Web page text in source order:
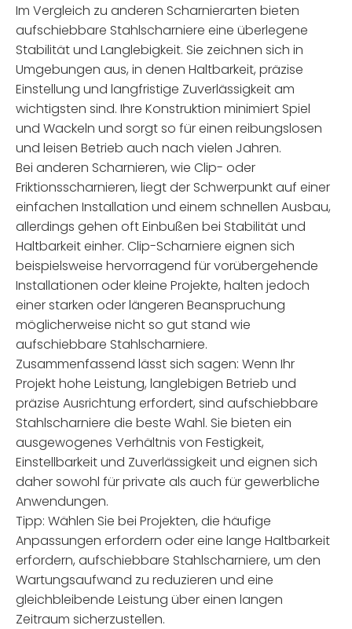
Im Vergleich zu anderen Scharnierarten bieten
aufschiebbare Stahlscharniere eine überlegene
Stabilität und Langlebigkeit. Sie zeichnen sich in
Umgebungen aus, in denen Haltbarkeit, präzise
Einstellung und langfristige Zuverlässigkeit am
wichtigsten sind. Ihre Konstruktion minimiert Spiel
und Wackeln und sorgt so für einen reibungslosen
und leisen Betrieb auch nach vielen Jahren.
Bei anderen Scharnieren, wie Clip- oder
Friktionsscharnieren, liegt der Schwerpunkt auf einer
einfachen Installation und einem schnellen Ausbau,
allerdings gehen oft Einbußen bei Stabilität und
Haltbarkeit einher. Clip-Scharniere eignen sich
beispielsweise hervorragend für vorübergehende
Installationen oder kleine Projekte, halten jedoch
einer starken oder längeren Beanspruchung
möglicherweise nicht so gut stand wie
aufschiebbare Stahlscharniere.
Zusammenfassend lässt sich sagen: Wenn Ihr
Projekt hohe Leistung, langlebigen Betrieb und
präzise Ausrichtung erfordert, sind aufschiebbare
Stahlscharniere die beste Wahl. Sie bieten ein
ausgewogenes Verhältnis von Festigkeit,
Einstellbarkeit und Zuverlässigkeit und eignen sich
daher sowohl für private als auch für gewerbliche
Anwendungen.
Tipp: Wählen Sie bei Projekten, die häufige
Anpassungen erfordern oder eine lange Haltbarkeit
erfordern, aufschiebbare Stahlscharniere, um den
Wartungsaufwand zu reduzieren und eine
gleichbleibende Leistung über einen langen
Zeitraum sicherzustellen.